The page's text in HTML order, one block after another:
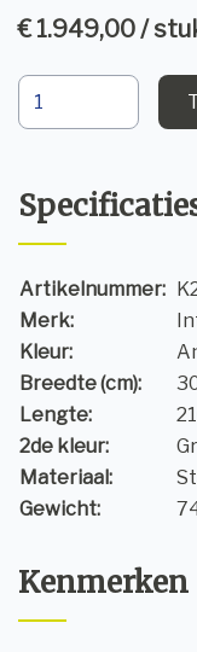
€ 1.949,00 /
Artikelnummer:
Merk:
Kleur:
Breedte (cm):
Lengte:
2de kleur:
Materiaal:
Gewicht:
Kenmerken